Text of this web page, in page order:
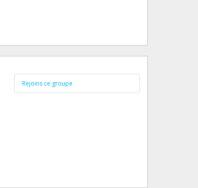
Rejoins ce groupe